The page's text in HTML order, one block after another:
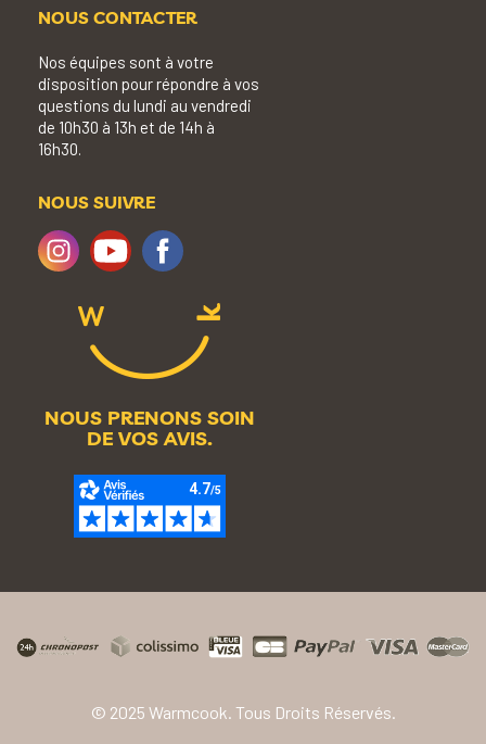
NOUS CONTACTER
Nos équipes sont à votre
disposition pour répondre à vos
questions du lundi au vendredi
de 10h30 à 13h et de 14h à
16h30.
NOUS SUIVRE
NOUS PRENONS SOIN
DE VOS AVIS.
© 2025 Warmcook. Tous Droits Réservés.